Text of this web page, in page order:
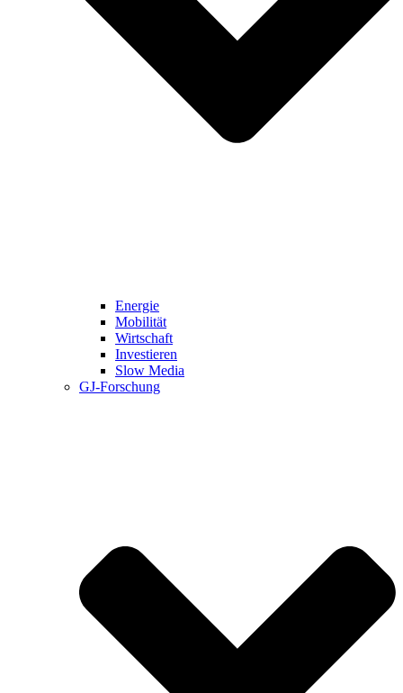
Energie
Mobilität
Wirtschaft
Investieren
Slow Media
GJ-Forschung